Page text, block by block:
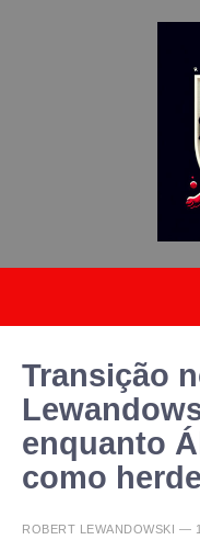
Transição
enquanto
como
ROBERT LEWANDOWSKI —